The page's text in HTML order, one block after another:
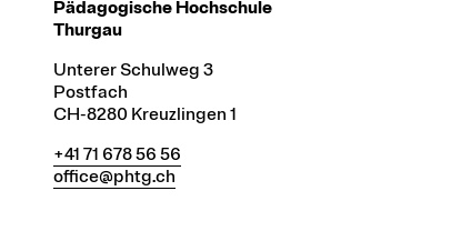
Pädagogische Hochschule
Thurgau
Unterer Schulweg 3
Postfach
CH-8280 Kreuzlingen 1
+41 71 678 56 56
office@phtg.ch